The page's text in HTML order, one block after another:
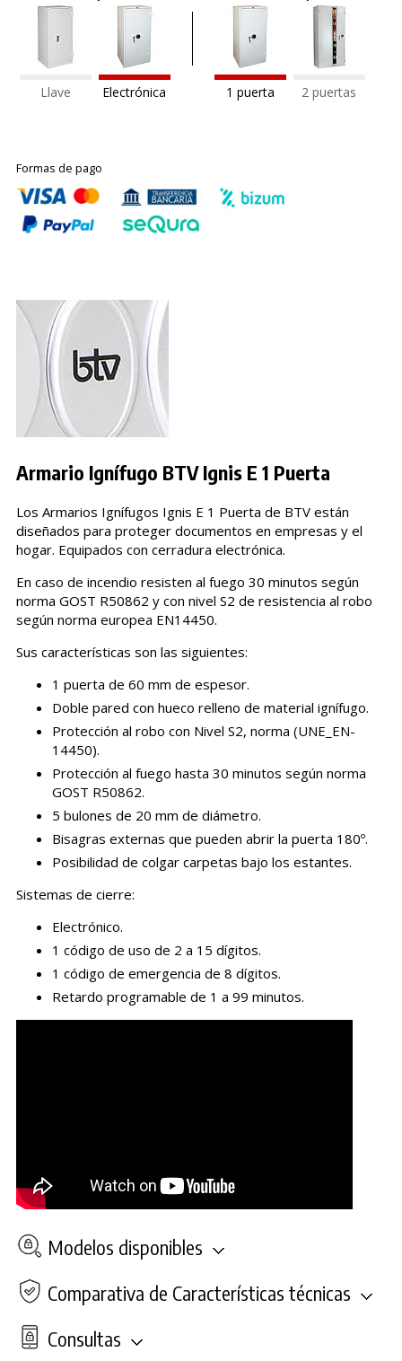
Llave Electrónica 1 puerta 2 puertas
Formas de pago
Armario Ignífugo BTV Ignis E 1 Puerta
Los Armarios Ignífugos Ignis E 1 Puerta de BTV están
diseñados para proteger documentos en empresas y el
hogar. Equipados con cerradura electrónica.
En caso de incendio resisten al fuego 30 minutos según
norma GOST R50862 y con nivel S2 de resistencia al robo
según norma europea EN14450.
Sus características son las siguientes:
1 puerta de 60 mm de espesor.
Doble pared con hueco relleno de material ignífugo.
Protección al robo con Nivel S2, norma (UNE_EN-
14450).
Protección al fuego hasta 30 minutos según norma
GOST R50862.
5 bulones de 20 mm de diámetro.
Bisagras externas que pueden abrir la puerta 180º.
Posibilidad de colgar carpetas bajo los estantes.
Sistemas de cierre:
Electrónico.
1 código de uso de 2 a 15 dígitos.
1 código de emergencia de 8 dígitos.
Retardo programable de 1 a 99 minutos.
Modelos disponibles
Comparativa de Características técnicas
Consultas